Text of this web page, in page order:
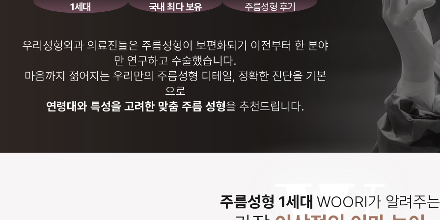
1세대
국내 최다 보유
주름성형 후기
우리성형외과 의료진들은 주름성형이 보편화되기 이전부터 한 분야
만 연구하고 수술했습니다.
마음까지 젊어지는 우리만의 주름성형 디테일, 정확한 진단을 기본
으로
연령대와 특성을 고려한 맞춤 주름 성형을 추천드립니다.
주름성형 1세대 WOORI가 알려주는